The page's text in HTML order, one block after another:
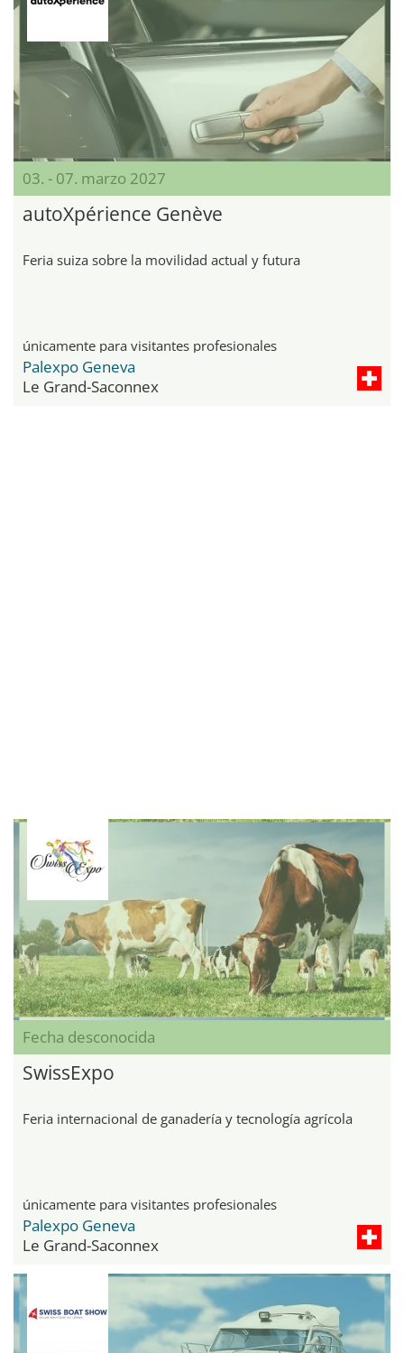
03. - 07. marzo 2027
autoXpérience Genève
Feria suiza sobre la movilidad actual y futura
únicamente para visitantes profesionales
Palexpo Geneva
Le Grand-Saconnex
Fecha desconocida
SwissExpo
Feria internacional de ganadería y tecnología agrícola
únicamente para visitantes profesionales
Palexpo Geneva
Le Grand-Saconnex